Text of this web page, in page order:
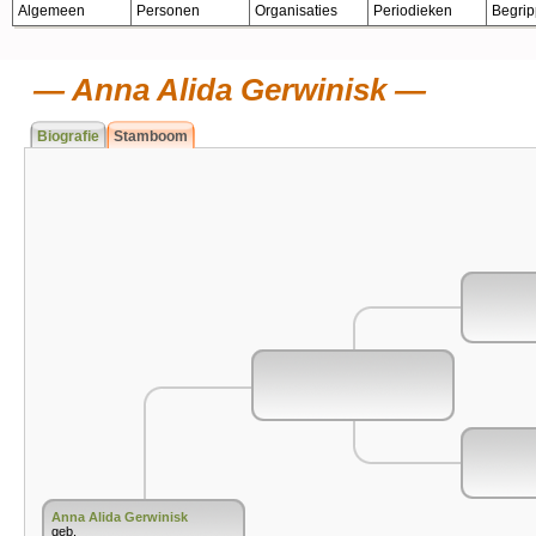
Algemeen Personen Organisaties Periodieken
Anna Alida Gerwinisk
Biografie Stamboom
Anna Alida Gerwinisk
geb.